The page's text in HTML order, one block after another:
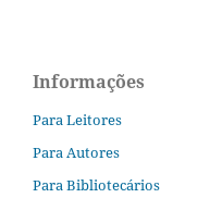
Informações
Para Leitores
Para Autores
Para Bibliotecários